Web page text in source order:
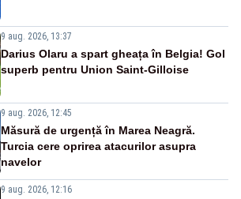
9 aug. 2026, 13:37
Darius Olaru a spart gheața în Belgia! Gol
superb pentru Union Saint-Gilloise
9 aug. 2026, 12:45
Măsură de urgență în Marea Neagră.
Turcia cere oprirea atacurilor asupra
navelor
9 aug. 2026, 12:16